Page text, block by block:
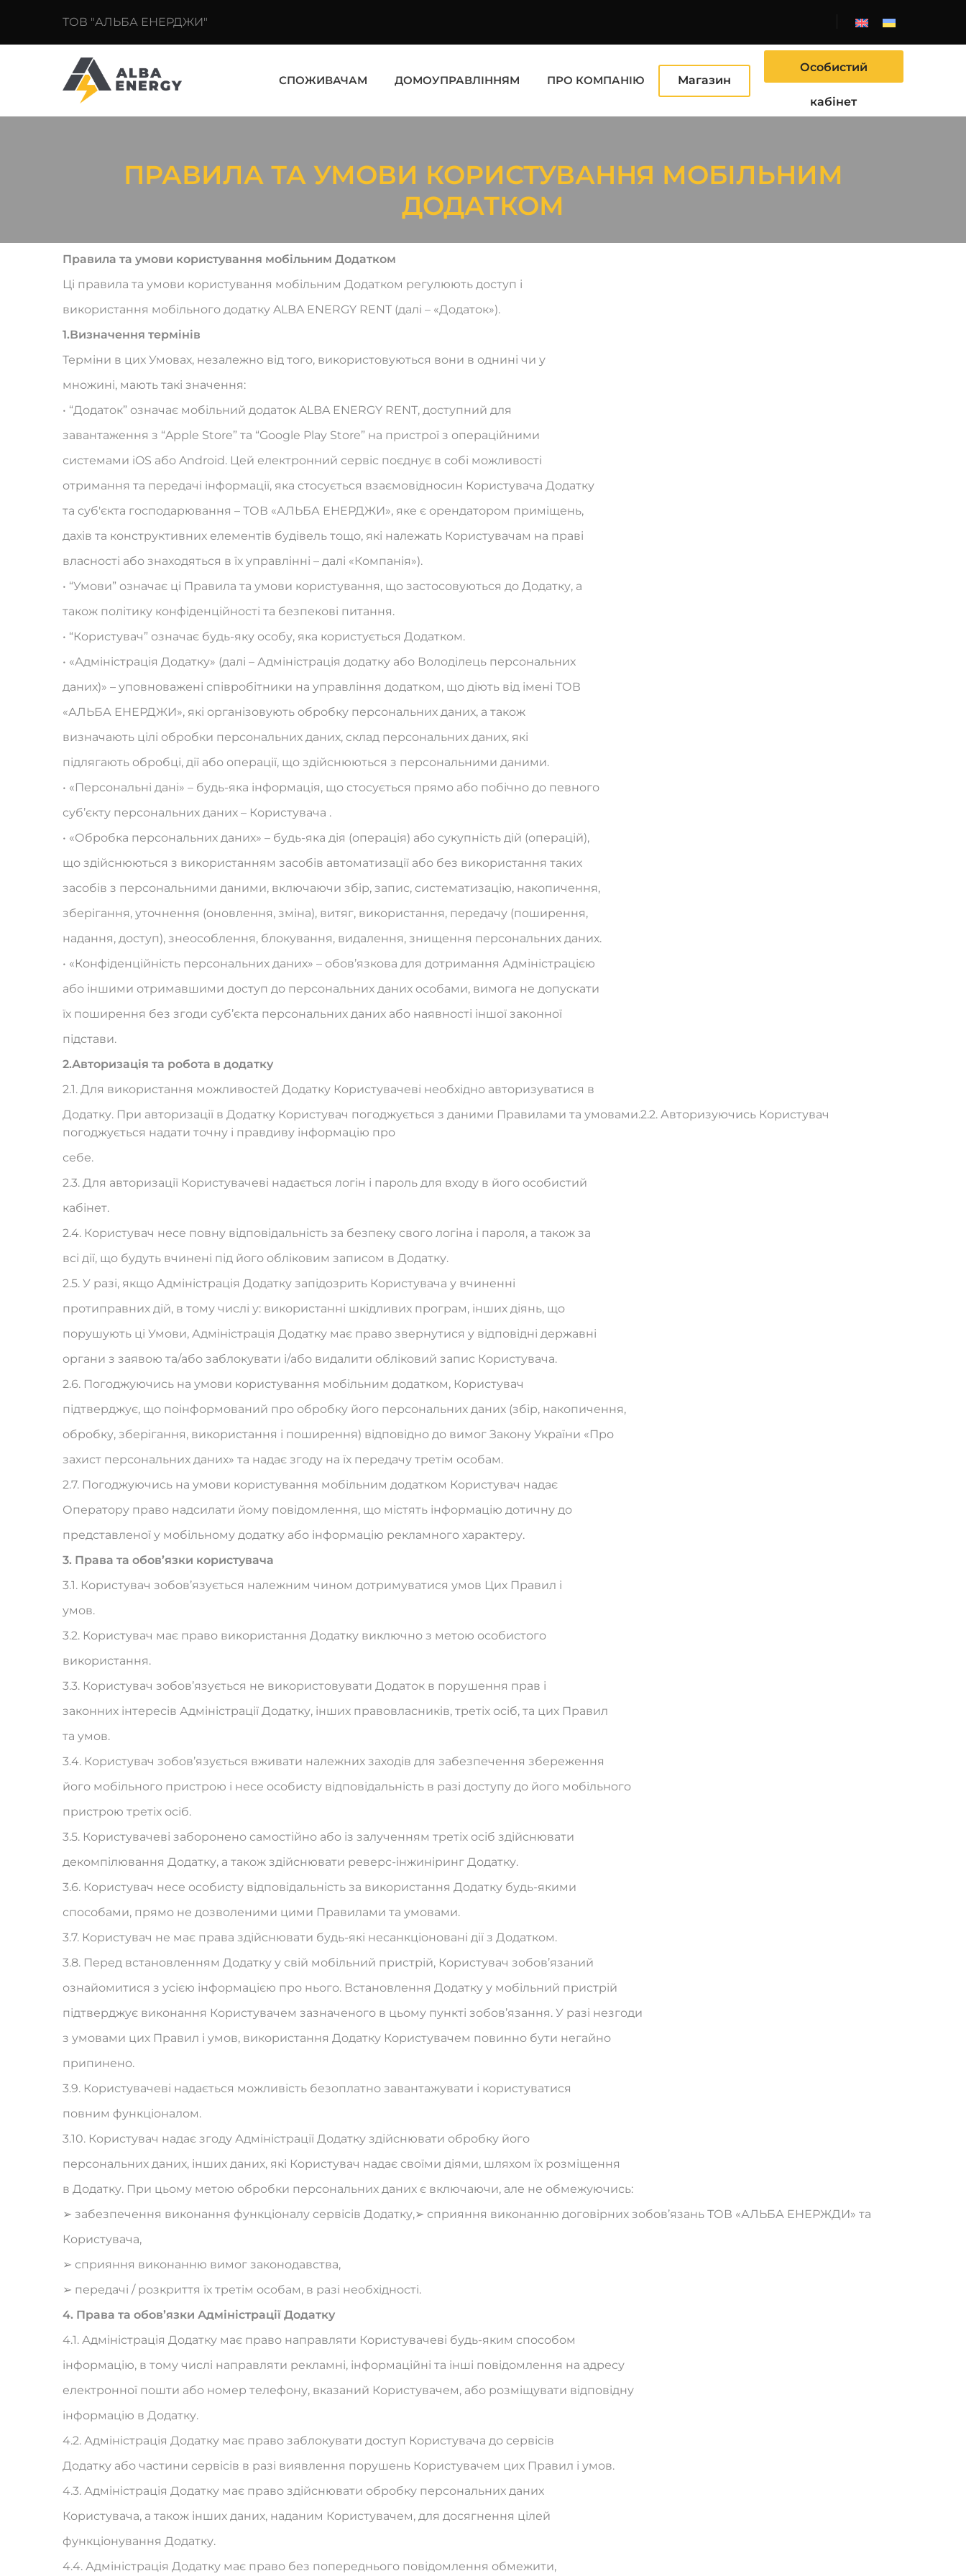
ТОВ "АЛЬБА ЕНЕРДЖИ"
СПОЖИВАЧАМ ДОМОУПРАВЛІННЯМ ПРО КОМПАНІЮ Магазин
Особистий
кабінет
ПРАВИЛА ТА УМОВИ КОРИСТУВАННЯ МОБІЛЬНИМ
ДОДАТКОМ
Правила та умови користування мобільним Додатком
Ці правила та умови користування мобільним Додатком регулюють доступ і
використання мобільного додатку ALBA ENERGY RENT (далі – «Додаток»).
1.Визначення термінів
Терміни в цих Умовах, незалежно від того, використовуються вони в однині чи у
множині, мають такі значення:
• “Додаток” означає мобільний додаток ALBA ENERGY RENT, доступний для
завантаження з “Apple Store” та “Google Play Store” на пристрої з операційними
системами iOS або Android. Цей електронний сервіс поєднує в собі можливості
отримання та передачі інформації, яка стосується взаємовідносин Користувача Додатку
та суб′єкта господарювання – ТОВ «АЛЬБА ЕНЕРДЖИ», яке є орендатором приміщень,
дахів та конструктивних елементів будівель тощо, які належать Користувачам на праві
власності або знаходяться в їх управлінні – далі «Компанія»).
• “Умови” означає ці Правила та умови користування, що застосовуються до Додатку, а
також політику конфіденційності та безпекові питання.
• “Користувач” означає будь-яку особу, яка користується Додатком.
• «Адміністрація Додатку» (далі – Адміністрація додатку або Володілець персональних
даних)» – уповноважені співробітники на управління додатком, що діють від імені ТОВ
«АЛЬБА ЕНЕРДЖИ», які організовують обробку персональних даних, а також
визначають цілі обробки персональних даних, склад персональних даних, які
підлягають обробці, дії або операції, що здійснюються з персональними даними.
• «Персональні дані» – будь-яка інформація, що стосується прямо або побічно до певного
суб’єкту персональних даних – Користувача .
• «Обробка персональних даних» – будь-яка дія (операція) або сукупність дій (операцій),
що здійснюються з використанням засобів автоматизації або без використання таких
засобів з персональними даними, включаючи збір, запис, систематизацію, накопичення,
зберігання, уточнення (оновлення, зміна), витяг, використання, передачу (поширення,
надання, доступ), знеособлення, блокування, видалення, знищення персональних даних.
• «Конфіденційність персональних даних» – обов’язкова для дотримання Адміністрацією
або іншими отримавшими доступ до персональних даних особами, вимога не допускати
їх поширення без згоди суб’єкта персональних даних або наявності іншої законної
підстави.
2.Авторизація та робота в додатку
2.1. Для використання можливостей Додатку Користувачеві необхідно авторизуватися в
Додатку. При авторизації в Додатку Користувач погоджується з даними Правилами та умовами.2.2. Авторизуючись Користувач
погоджується надати точну і правдиву інформацію про
себе.
2.3. Для авторизації Користувачеві надається логін і пароль для входу в його особистий
кабінет.
2.4. Користувач несе повну відповідальність за безпеку свого логіна і пароля, а також за
всі дії, що будуть вчинені під його обліковим записом в Додатку.
2.5. У разі, якщо Адміністрація Додатку запідозрить Користувача у вчиненні
протиправних дій, в тому числі у: використанні шкідливих програм, інших діянь, що
порушують ці Умови, Адміністрація Додатку має право звернутися у відповідні державні
органи з заявою та/або заблокувати і/або видалити обліковий запис Користувача.
2.6. Погоджуючись на умови користування мобільним додатком, Користувач
підтверджує, що поінформований про обробку його персональних даних (збір, накопичення,
обробку, зберігання, використання і поширення) відповідно до вимог Закону України «Про
захист персональних даних» та надає згоду на їх передачу третім особам.
2.7. Погоджуючись на умови користування мобільним додатком Користувач надає
Оператору право надсилати йому повідомлення, що містять інформацію дотичну до
представленої у мобільному додатку або інформацію рекламного характеру.
3. Права та обов’язки користувача
3.1. Користувач зобов’язується належним чином дотримуватися умов Цих Правил і
умов.
3.2. Користувач має право використання Додатку виключно з метою особистого
використання.
3.3. Користувач зобов’язується не використовувати Додаток в порушення прав і
законних інтересів Адміністрації Додатку, інших правовласників, третіх осіб, та цих Правил
та умов.
3.4. Користувач зобов’язується вживати належних заходів для забезпечення збереження
його мобільного пристрою і несе особисту відповідальність в разі доступу до його мобільного
пристрою третіх осіб.
3.5. Користувачеві заборонено самостійно або із залученням третіх осіб здійснювати
декомпілювання Додатку, а також здійснювати реверс-інжиніринг Додатку.
3.6. Користувач несе особисту відповідальність за використання Додатку будь-якими
способами, прямо не дозволеними цими Правилами та умовами.
3.7. Користувач не має права здійснювати будь-які несанкціоновані дії з Додатком.
3.8. Перед встановленням Додатку у свій мобільний пристрій, Користувач зобов’язаний
ознайомитися з усією інформацією про нього. Встановлення Додатку у мобільний пристрій
підтверджує виконання Користувачем зазначеного в цьому пункті зобов’язання. У разі незгоди
з умовами цих Правил і умов, використання Додатку Користувачем повинно бути негайно
припинено.
3.9. Користувачеві надається можливість безоплатно завантажувати і користуватися
повним функціоналом.
3.10. Користувач надає згоду Адміністрації Додатку здійснювати обробку його
персональних даних, інших даних, які Користувач надає своїми діями, шляхом їх розміщення
в Додатку. При цьому метою обробки персональних даних є включаючи, але не обмежуючись:
➢ забезпечення виконання функціоналу сервісів Додатку,➢ сприяння виконанню договірних зобов’язань ТОВ «АЛЬБА ЕНЕРЖДИ» та
Користувача,
➢ сприяння виконанню вимог законодавства,
➢ передачі / розкриття їх третім особам, в разі необхідності.
4. Права та обов’язки Адміністрації Додатку
4.1. Адміністрація Додатку має право направляти Користувачеві будь-яким способом
інформацію, в тому числі направляти рекламні, інформаційні та інші повідомлення на адресу
електронної пошти або номер телефону, вказаний Користувачем, або розміщувати відповідну
інформацію в Додатку.
4.2. Адміністрація Додатку має право заблокувати доступ Користувача до сервісів
Додатку або частини сервісів в разі виявлення порушень Користувачем цих Правил і умов.
4.3. Адміністрація Додатку має право здійснювати обробку персональних даних
Користувача, а також інших даних, наданим Користувачем, для досягнення цілей
функціонування Додатку.
4.4. Адміністрація Додатку має право без попереднього повідомлення обмежити,